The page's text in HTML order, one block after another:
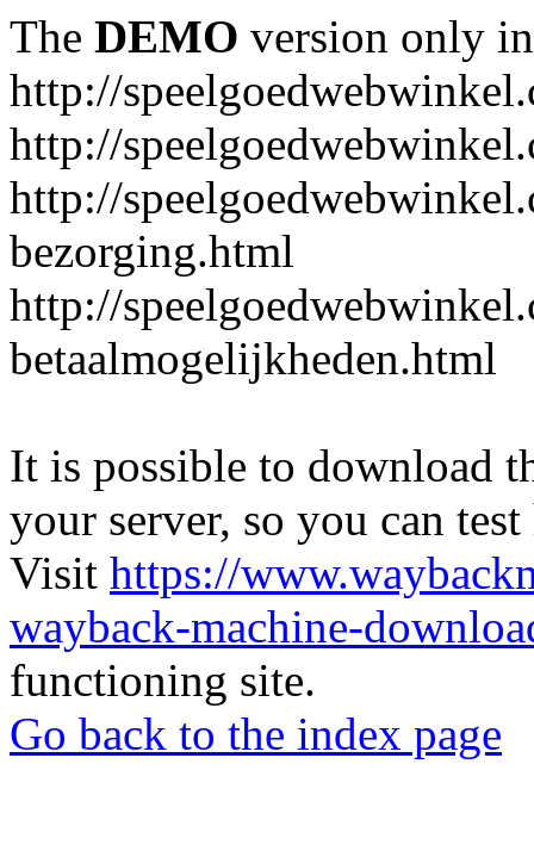
The DEMO version only
http://
http://
http://
bezorging.html
http://
betaalmogelijkheden.html
It is possible to download
your server, so you can
Visit https://
wayback-machine-
functioning site.
Go back to the index page